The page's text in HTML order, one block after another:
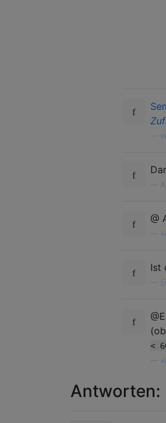
@
Ist
<
Antworten: